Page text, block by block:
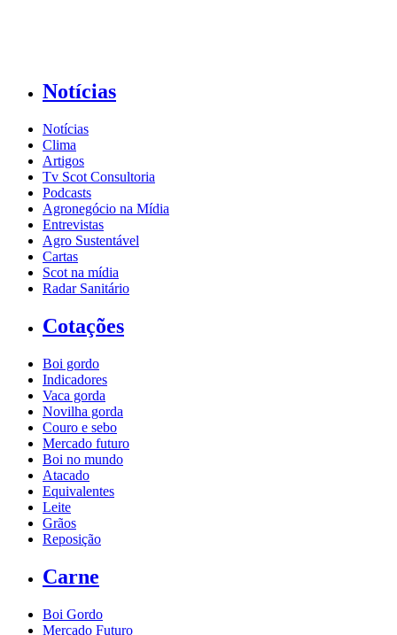
Notícias
Notícias
Clima
Artigos
Tv Scot Consultoria
Podcasts
Agronegócio na Mídia
Entrevistas
Agro Sustentável
Cartas
Scot na mídia
Radar Sanitário
Cotações
Boi gordo
Indicadores
Vaca gorda
Novilha gorda
Couro e sebo
Mercado futuro
Boi no mundo
Atacado
Equivalentes
Leite
Grãos
Reposição
Carne
Boi Gordo
Mercado Futuro